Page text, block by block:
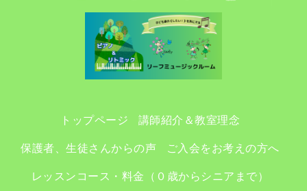
トップページ 講師紹介＆教室理念
保護者、生徒さんからの声 ご入会をお考えの方へ
レッスンコース・料金（０歳からシニアまで）